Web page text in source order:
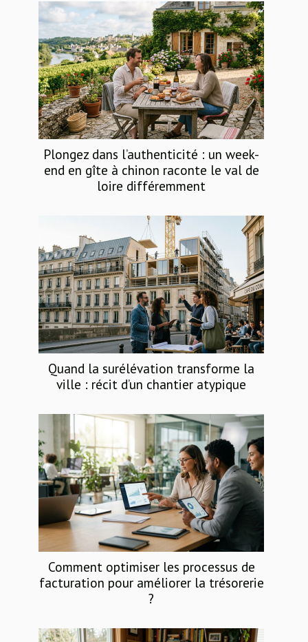
Plongez dans l’authenticité : un week-
end en gîte à chinon raconte le val de
loire différemment
Quand la surélévation transforme la
ville : récit d’un chantier atypique
Comment optimiser les processus de
facturation pour améliorer la trésorerie
?